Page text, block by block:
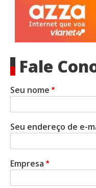
Fale
Seu nome
Seu endereço de e-
Empresa